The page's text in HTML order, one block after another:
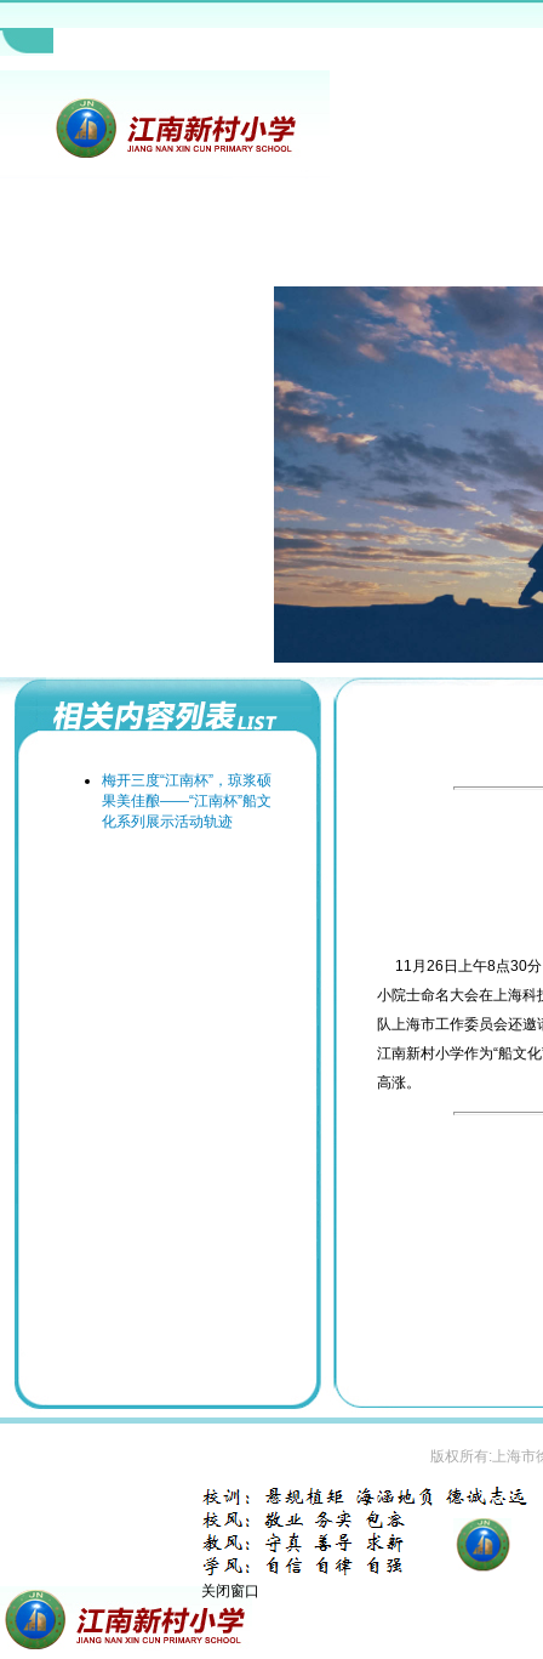
梅开三度“江南杯”，琼浆硕
果美佳酿——“江南杯”船文
化系列展示活动轨迹
11月26日上午8点30分
小院士命名大会在上海
队上海市工作委员会还
江南新村小学作为“船文
高涨。
版权所有:上海
关闭窗口